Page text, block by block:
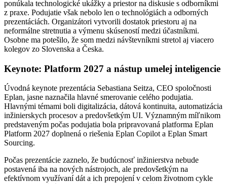
ponúkala technologické ukážky a priestor na diskusie s odborníkmi
z praxe. Podujatie však nebolo len o technológiách a odborných
prezentáciách. Organizátori vytvorili dostatok priestoru aj na
neformálne stretnutia a výmenu skúseností medzi účastníkmi.
Osobne ma potešilo, že som medzi návštevníkmi stretol aj viacero
kolegov zo Slovenska a Česka.
Keynote: Platform 2027 a nástup umelej inteligencie
Úvodná keynote prezentácia Sebastiana Seitza, CEO spoločnosti
Eplan, jasne naznačila hlavné smerovanie celého podujatia.
Hlavnými témami boli digitalizácia, dátová kontinuita, automatizácia
inžinierskych procesov a predovšetkým UI. Významným míľnikom
predstaveným počas podujatia bola pripravovaná platforma Eplan
Platform 2027 doplnená o riešenia Eplan Copilot a Eplan Smart
Sourcing.
Počas prezentácie zaznelo, že budúcnosť inžinierstva nebude
postavená iba na nových nástrojoch, ale predovšetkým na
efektívnom využívaní dát a ich prepojení v celom životnom cykle